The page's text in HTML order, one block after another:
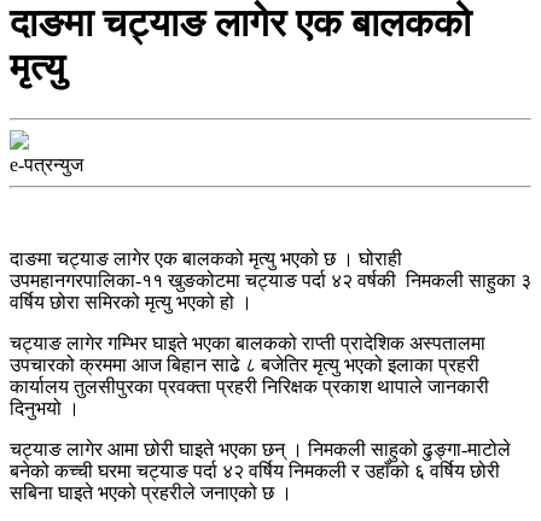
दाङमा चट्याङ लागेर एक बालकको
मृत्यु
e-पत्रन्युज
दाङमा चट्याङ लागेर एक बालकको मृत्यु भएको छ । घोराही
उपमहानगरपालिका-११ खुङकोटमा चट्याङ पर्दा ४२ वर्षकी निमकली साहुका ३
वर्षिय छोरा समिरको मृत्यु भएको हो ।
चट्याङ लागेर गम्भिर घाइते भएका बालकको राप्ती प्रादेशिक अस्पतालमा
उपचारको क्रममा आज बिहान साढे ८ बजेतिर मृत्यु भएको इलाका प्रहरी
कार्यालय तुलसीपुरका प्रवक्ता प्रहरी निरिक्षक प्रकाश थापाले जानकारी
दिनुभयो ।
चट्याङ लागेर आमा छोरी घाइते भएका छन् । निमकली साहुको ढुङ्गा-माटोले
बनेको कच्ची घरमा चट्याङ पर्दा ४२ वर्षिय निमकली र उहाँको ६ वर्षिय छोरी
सबिना घाइते भएको प्रहरीले जनाएको छ ।